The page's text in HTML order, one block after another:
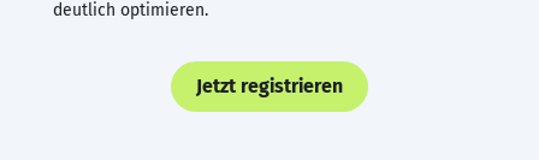
deutlich optimieren.
Jetzt registrieren